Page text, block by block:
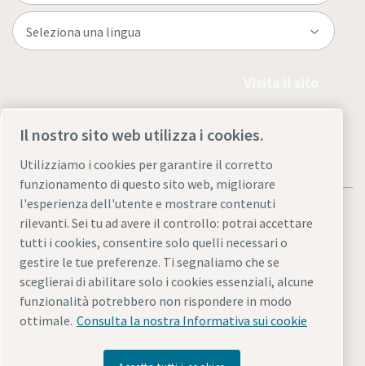
Informativa sulla privacy e note legali
Gestione preferenze cookiesAccessibilitàMappa del sito
© 2026 Atlas Copco Italia S.r.l.
Il nostro sito web utilizza i cookies.
Utilizziamo i cookies per garantire il corretto
funzionamento di questo sito web, migliorare
l'esperienza dell'utente e mostrare contenuti
rilevanti. Sei tu ad avere il controllo: potrai accettare
tutti i cookies, consentire solo quelli necessari o
gestire le tue preferenze. Ti segnaliamo che se
sceglierai di abilitare solo i cookies essenziali, alcune
funzionalità potrebbero non rispondere in modo
ottimale. Consulta la nostra Informativa sui cookie